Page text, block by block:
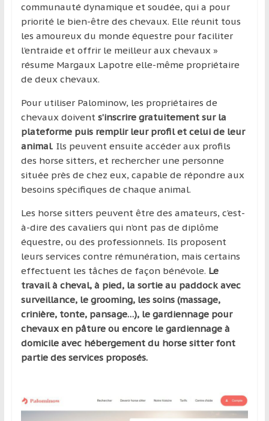
communauté dynamique et soudée, qui a pour
priorité le bien-être des chevaux. Elle réunit tous
les amoureux du monde équestre pour faciliter
l’entraide et offrir le meilleur aux chevaux »
résume Margaux Lapotre elle-même propriétaire
de deux chevaux.
Pour utiliser Palominow, les propriétaires de
chevaux doivent s’inscrire gratuitement sur la
plateforme puis remplir leur profil et celui de leur
animal. Ils peuvent ensuite accéder aux profils
des horse sitters, et rechercher une personne
située près de chez eux, capable de répondre aux
besoins spécifiques de chaque animal.
Les horse sitters peuvent être des amateurs, c’est-
à-dire des cavaliers qui n’ont pas de diplôme
équestre, ou des professionnels. Ils proposent
leurs services contre rémunération, mais certains
effectuent les tâches de façon bénévole. Le
travail à cheval, à pied, la sortie au paddock avec
surveillance, le grooming, les soins (massage,
crinière, tonte, pansage…), le gardiennage pour
chevaux en pâture ou encore le gardiennage à
domicile avec hébergement du horse sitter font
partie des services proposés.